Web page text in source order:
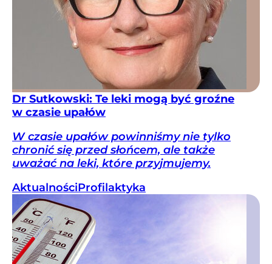
Dr Sutkowski: Te leki mogą być groźne
w czasie upałów
W czasie upałów powinniśmy nie tylko
chronić się przed słońcem, ale także
uważać na leki, które przyjmujemy.
AktualnościProfilaktyka